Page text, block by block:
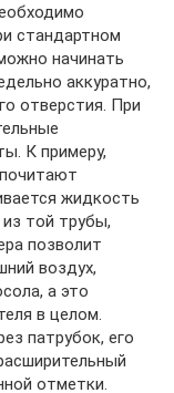
стандартном
начинать
аккуратно,
отверстия. При
К примеру,
жидкость
той трубы,
позволит
воздух,
а это
в целом.
патрубок, его
отметки.